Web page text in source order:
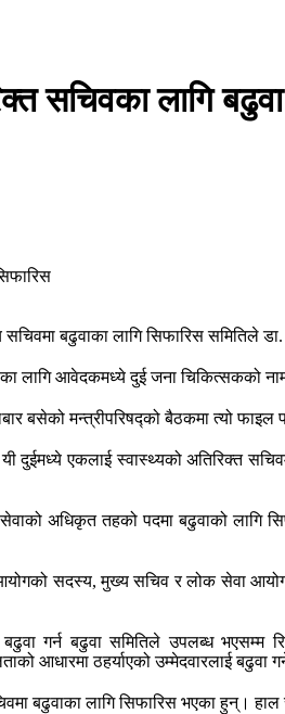
सचिवका लागि
बढुवाका लागि सिफारिस समितिले
लागि आवेदकमध्ये दुई जना चिकित्सकको
बसेको मन्त्रीपरिषद्को बैठकमा त्यो
एकलाई स्वास्थ्यको अतिरिक्त
अधिकृत तहको पदमा बढुवाको
सदस्य, मुख्य सचिव र लोक सेवा
बढुवा समितिले उपलब्ध भएसम्म
आधारमा ठहर्याएको उम्मेदवारलाई बढुवा
बढुवाका लागि सिफारिस भएका हुन्।